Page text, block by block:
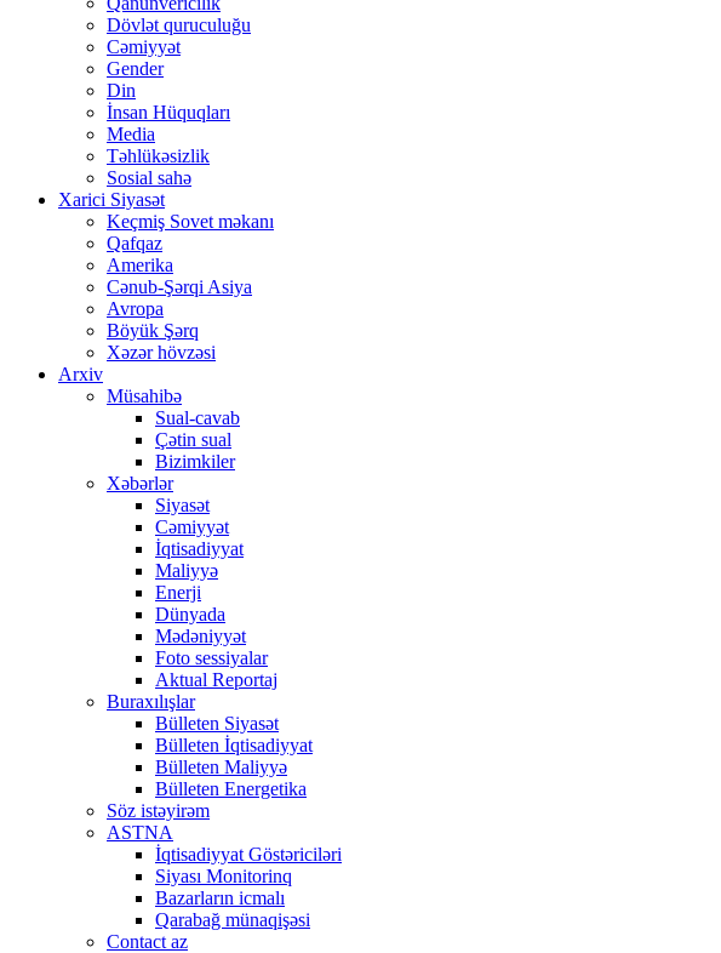
Dövlət quruculuğu
Cəmiyyət
Gender
Din
İnsan Hüquqları
Media
Təhlükəsizlik
Sosial sahə
Xarici Siyasət
Keçmiş Sovet məkanı
Qafqaz
Amerika
Cənub-Şərqi Asiya
Avropa
Böyük Şərq
Xəzər hövzəsi
Arxiv
Müsahibə
Sual-cavab
Çətin sual
Bizimkiler
Xəbərlər
Siyasət
Cəmiyyət
İqtisadiyyat
Maliyyə
Enerji
Dünyada
Mədəniyyət
Foto sessiyalar
Aktual Reportaj
Buraxılışlar
Bülleten Siyasət
Bülleten İqtisadiyyat
Bülleten Maliyyə
Bülleten Energetika
Söz istəyirəm
ASTNA
İqtisadiyyat Göstəriciləri
Siyası Monitorinq
Bazarların icmalı
Qarabağ münaqişəsi
Contact az